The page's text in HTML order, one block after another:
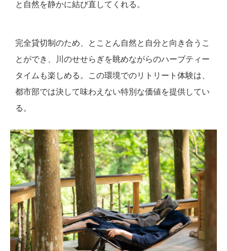
と自然を静かに結び直してくれる。
完全貸切制のため、とことん自然と自分と向き合うこ
とができ、川のせせらぎを眺めながらのハーブティー
タイムも楽しめる。この環境でのリトリート体験は、
都市部では決して味わえない特別な価値を提供してい
る。